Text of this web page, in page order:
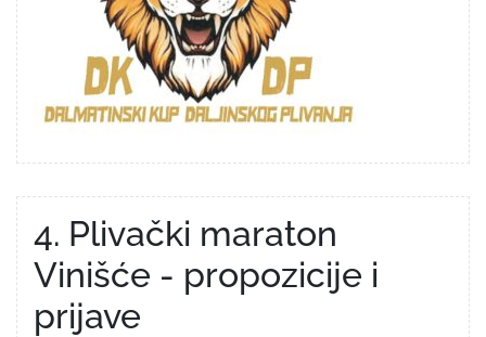
4. Plivački maraton
Vinišće - propozicije i
prijave